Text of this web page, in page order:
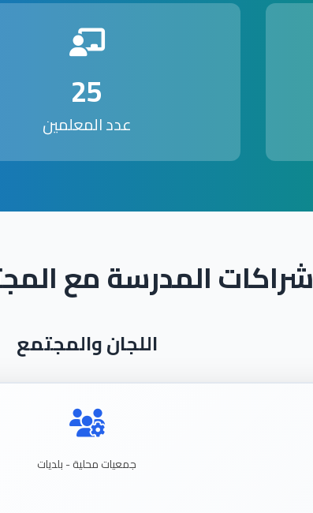
25
عدد المعلمين
شراكات المدرسة مع
اللجان والمجتمع
جمعياتمحلية - بلديات